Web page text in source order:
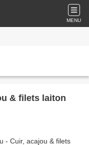
MENU
& filets laiton